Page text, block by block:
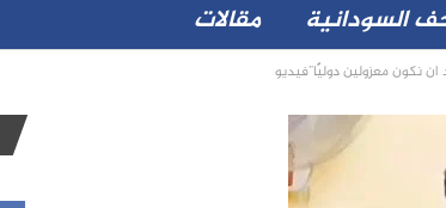
السودانية مقالات
ان نكون معزولين دوليًا”فيديو